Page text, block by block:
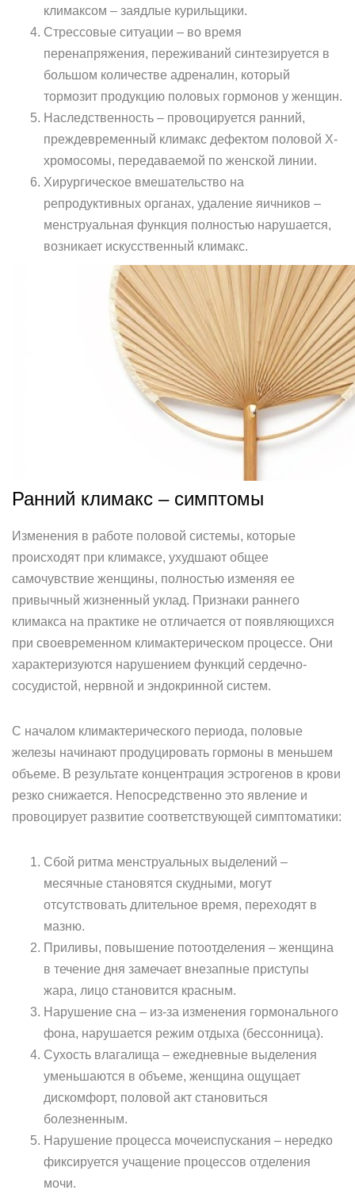
климаксом – заядлые курильщики.
Стрессовые ситуации – во время
перенапряжения, переживаний синтезируется в
большом количестве адреналин, который
тормозит продукцию половых гормонов у женщин.
Наследственность – провоцируется ранний,
преждевременный климакс дефектом половой Х-
хромосомы, передаваемой по женской линии.
Хирургическое вмешательство на
репродуктивных органах, удаление яичников –
менструальная функция полностью нарушается,
возникает искусственный климакс.
Ранний климакс – симптомы
Изменения в работе половой системы, которые
происходят при климаксе, ухудшают общее
самочувствие женщины, полностью изменяя ее
привычный жизненный уклад. Признаки раннего
климакса на практике не отличается от появляющихся
при своевременном климактерическом процессе. Они
характеризуются нарушением функций сердечно-
сосудистой, нервной и эндокринной систем.
С началом климактерического периода, половые
железы начинают продуцировать гормоны в меньшем
объеме. В результате концентрация эстрогенов в крови
резко снижается. Непосредственно это явление и
провоцирует развитие соответствующей симптоматики:
Сбой ритма менструальных выделений –
месячные становятся скудными, могут
отсутствовать длительное время, переходят в
мазню.
Приливы, повышение потоотделения – женщина
в течение дня замечает внезапные приступы
жара, лицо становится красным.
Нарушение сна – из-за изменения гормонального
фона, нарушается режим отдыха (бессонница).
Сухость влагалища – ежедневные выделения
уменьшаются в объеме, женщина ощущает
дискомфорт, половой акт становиться
болезненным.
Нарушение процесса мочеиспускания – нередко
фиксируется учащение процессов отделения
мочи.